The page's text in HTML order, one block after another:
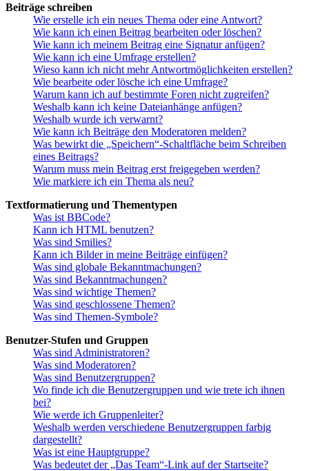
Beiträge schreiben
Wie erstelle ich ein neues Thema oder eine Antwort?
Wie kann ich einen Beitrag bearbeiten oder löschen?
Wie kann ich meinem Beitrag eine Signatur anfügen?
Wie kann ich eine Umfrage erstellen?
Wieso kann ich nicht mehr Antwortmöglichkeiten erstellen?
Wie bearbeite oder lösche ich eine Umfrage?
Warum kann ich auf bestimmte Foren nicht zugreifen?
Weshalb kann ich keine Dateianhänge anfügen?
Weshalb wurde ich verwarnt?
Wie kann ich Beiträge den Moderatoren melden?
Was bewirkt die „Speichern“-Schaltfläche beim Schreiben
eines Beitrags?
Warum muss mein Beitrag erst freigegeben werden?
Wie markiere ich ein Thema als neu?
Textformatierung und Thementypen
Was ist BBCode?
Kann ich HTML benutzen?
Was sind Smilies?
Kann ich Bilder in meine Beiträge einfügen?
Was sind globale Bekanntmachungen?
Was sind Bekanntmachungen?
Was sind wichtige Themen?
Was sind geschlossene Themen?
Was sind Themen-Symbole?
Benutzer-Stufen und Gruppen
Was sind Administratoren?
Was sind Moderatoren?
Was sind Benutzergruppen?
Wo finde ich die Benutzergruppen und wie trete ich ihnen
bei?
Wie werde ich Gruppenleiter?
Weshalb werden verschiedene Benutzergruppen farbig
dargestellt?
Was ist eine Hauptgruppe?
Was bedeutet der „Das Team“-Link auf der Startseite?